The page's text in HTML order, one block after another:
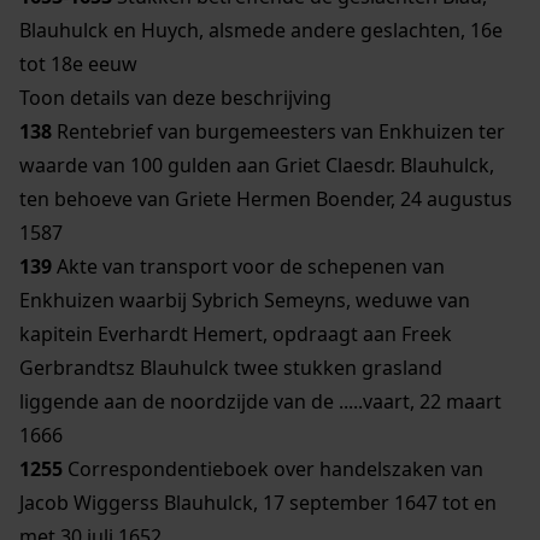
Blauhulck en Huych, alsmede andere geslachten, 16e
tot 18e eeuw
Toon details van deze beschrijving
138 Rentebrief van burgemeesters van Enkhuizen ter
waarde van 100 gulden aan Griet Claesdr. Blauhulck,
ten behoeve van Griete Hermen Boender, 24 augustus
1587
139Akte van transport voor de schepenen van
Enkhuizen waarbij Sybrich Semeyns, weduwe van
kapitein Everhardt Hemert, opdraagt aan Freek
Gerbrandtsz Blauhulck twee stukken grasland
liggende aan de noordzijde van de .....vaart, 22 maart
1666
1255 Correspondentieboek over handelszaken van
Jacob Wiggerss Blauhulck, 17 september 1647 tot en